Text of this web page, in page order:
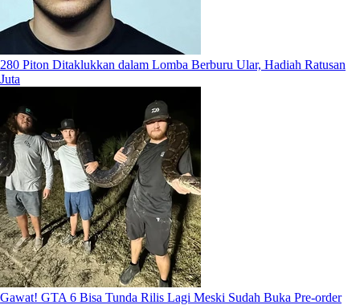
280 Piton Ditaklukkan dalam Lomba Berburu Ular, Hadiah Ratusan
Juta
Gawat! GTA 6 Bisa Tunda Rilis Lagi Meski Sudah Buka Pre-order